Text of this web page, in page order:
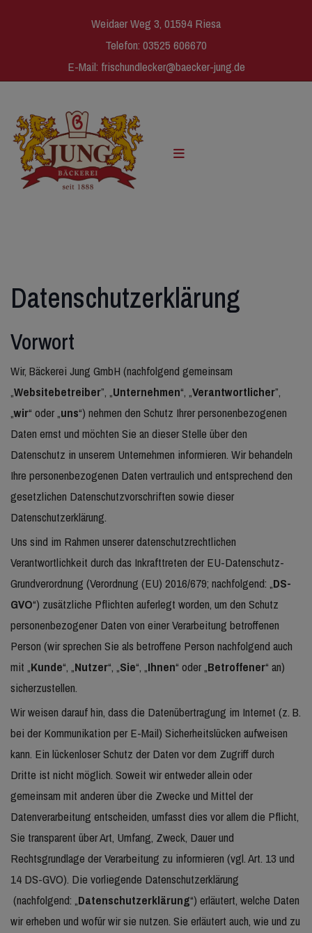
Weidaer Weg 3, 01594 Riesa
Telefon: 03525 606670
E-Mail: frischundlecker@baecker-jung.de
Datenschutzerklärung
Vorwort
Wir, Bäckerei Jung GmbH (nachfolgend gemeinsam
„Websitebetreiber”, „Unternehmen“, „Verantwortlicher”,
„wir“ oder „uns“) nehmen den Schutz Ihrer personenbezogenen
Daten ernst und möchten Sie an dieser Stelle über den
Datenschutz in unserem Unternehmen informieren. Wir behandeln
Ihre personenbezogenen Daten vertraulich und entsprechend den
gesetzlichen Datenschutzvorschriften sowie dieser
Datenschutzerklärung.
Uns sind im Rahmen unserer datenschutzrechtlichen
Verantwortlichkeit durch das Inkrafttreten der EU-Datenschutz-
Grundverordnung (Verordnung (EU) 2016/679; nachfolgend: „DS-
GVO“) zusätzliche Pflichten auferlegt worden, um den Schutz
personenbezogener Daten von einer Verarbeitung betroffenen
Person (wir sprechen Sie als betroffene Person nachfolgend auch
mit „Kunde“, „Nutzer“, „Sie“, „Ihnen“ oder „Betroffener“ an)
sicherzustellen.
Wir weisen darauf hin, dass die Datenübertragung im Internet (z. B.
bei der Kommunikation per E-Mail) Sicherheitslücken aufweisen
kann. Ein lückenloser Schutz der Daten vor dem Zugriff durch
Dritte ist nicht möglich. Soweit wir entweder allein oder
gemeinsam mit anderen über die Zwecke und Mittel der
Datenverarbeitung entscheiden, umfasst dies vor allem die Pflicht,
Sie transparent über Art, Umfang, Zweck, Dauer und
Rechtsgrundlage der Verarbeitung zu informieren (vgl. Art. 13 und
14 DS-GVO). Die vorliegende Datenschutzerklärung
(nachfolgend: „Datenschutzerklärung“) erläutert, welche Daten
wir erheben und wofür wir sie nutzen. Sie erläutert auch, wie und zu